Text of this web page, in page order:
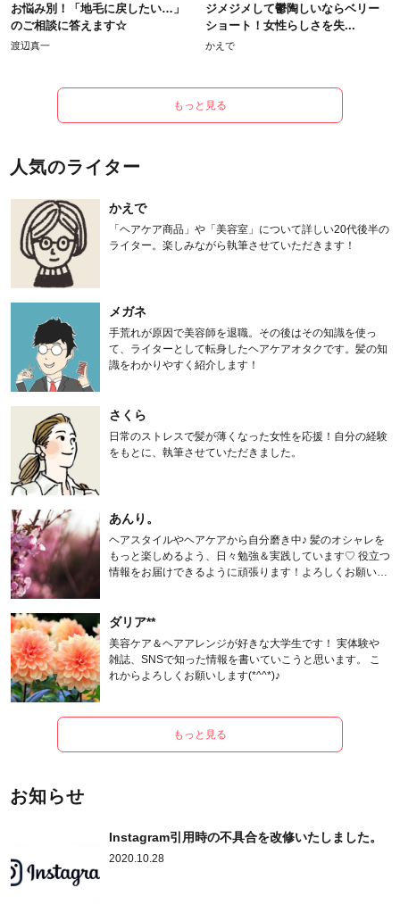
お悩み別！「地毛に戻したい…」
のご相談に答えます☆
渡辺真一
ジメジメして鬱陶しいならベリー
ショート！女性らしさを失...
かえで
もっと見る
人気のライター
かえで
「ヘアケア商品」や「美容室」について詳しい20代後半の
ライター。楽しみながら執筆させていただきます！
メガネ
手荒れが原因で美容師を退職。その後はその知識を使っ
て、ライターとして転身したヘアケアオタクです。髪の知
識をわかりやすく紹介します！
さくら
日常のストレスで髪が薄くなった女性を応援！自分の経験
をもとに、執筆させていただきました。
あんり。
ヘアスタイルやヘアケアから自分磨き中♪ 髪のオシャレを
もっと楽しめるよう、日々勉強＆実践しています♡ 役立つ
情報をお届けできるように頑張ります！よろしくお願いし
ダリア**
美容ケア＆ヘアアレンジが好きな大学生です！ 実体験や
雑誌、SNSで知った情報を書いていこうと思います。 こ
れからよろしくお願いします(*^^*)♪
もっと見る
お知らせ
Instagram引用時の不具合を改修いたしました。
2020.10.28